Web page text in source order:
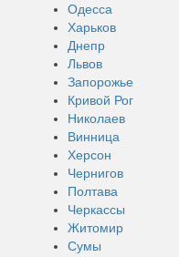
Одесса
Харьков
Днепр
Львов
Запорожье
Кривой Рог
Николаев
Винница
Херсон
Чернигов
Полтава
Черкассы
Житомир
Сумы